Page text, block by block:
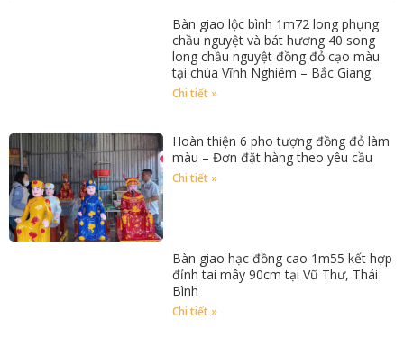
Bàn giao lộc bình 1m72 long phụng
chầu nguyệt và bát hương 40 song
long chầu nguyệt đồng đỏ cạo màu
tại chùa Vĩnh Nghiêm – Bắc Giang
Chi tiết »
Hoàn thiện 6 pho tượng đồng đỏ làm
màu – Đơn đặt hàng theo yêu cầu
Chi tiết »
Bàn giao hạc đồng cao 1m55 kết hợp
đỉnh tai mây 90cm tại Vũ Thư, Thái
Bình
Chi tiết »